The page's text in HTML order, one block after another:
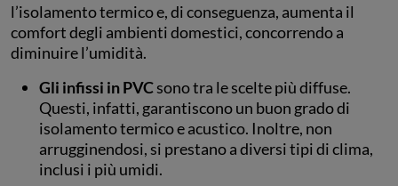
l’isolamento termico e, di conseguenza, aumenta il
comfort degli ambienti domestici, concorrendo a
diminuire l’umidità.
Gli infissi in PVCsono tra le scelte più diffuse.
Questi, infatti, garantiscono un buon grado di
isolamento termico e acustico. Inoltre, non
arrugginendosi, si prestano a diversi tipi di clima,
inclusi i più umidi.